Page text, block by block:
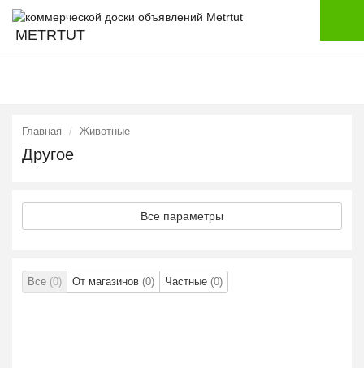
METRTUT
Главная Животные
Другое
Все параметры
Все (0) От магазинов (0) Частные (0)